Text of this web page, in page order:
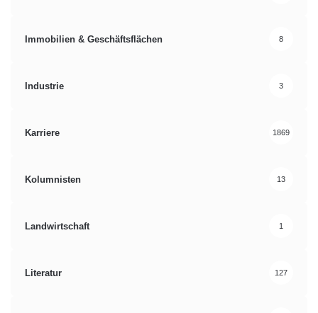
Immobilien & Geschäftsflächen 8
Industrie 3
Karriere 1869
Kolumnisten 13
Landwirtschaft 1
Literatur 127